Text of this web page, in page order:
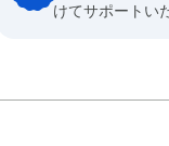
けてサポートい